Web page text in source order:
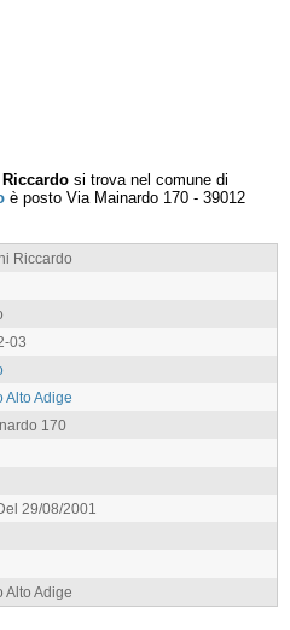
si trova nel comune di
è posto Via Mainardo 170 - 39012
Riccardo
03
Alto Adige
170
29/08/2001
Alto Adige